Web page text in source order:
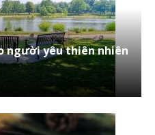
người yêu thiên nhiên